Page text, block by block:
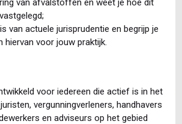
van afvalstoffen en weet je hoe dit
van actuele jurisprudentie en begrijp je
hiervan voor jouw praktijk.
voor iedereen die actief is in het
vergunningverleners, handhavers
en adviseurs op het gebied